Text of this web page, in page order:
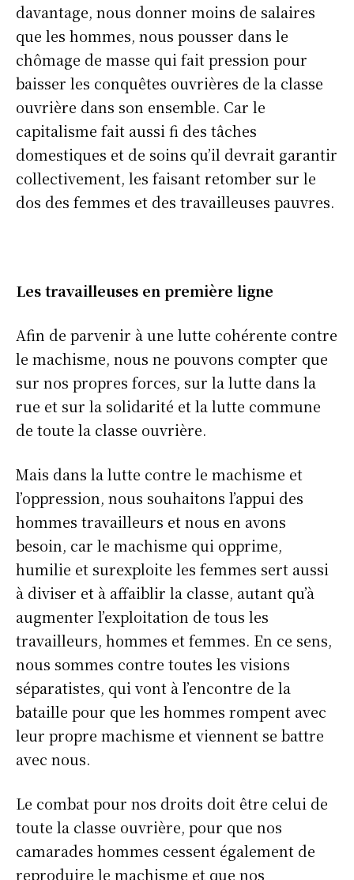
davantage, nous donner moins de salaires
que les hommes, nous pousser dans le
chômage de masse qui fait pression pour
baisser les conquêtes ouvrières de la classe
ouvrière dans son ensemble. Car le
capitalisme fait aussi fi des tâches
domestiques et de soins qu’il devrait garantir
collectivement, les faisant retomber sur le
dos des femmes et des travailleuses pauvres.
Les travailleuses en première ligne
Afin de parvenir à une lutte cohérente contre
le machisme, nous ne pouvons compter que
sur nos propres forces, sur la lutte dans la
rue et sur la solidarité et la lutte commune
de toute la classe ouvrière.
Mais dans la lutte contre le machisme et
l’oppression, nous souhaitons l’appui des
hommes travailleurs et nous en avons
besoin, car le machisme qui opprime,
humilie et surexploite les femmes sert aussi
à diviser et à affaiblir la classe, autant qu’à
augmenter l’exploitation de tous les
travailleurs, hommes et femmes. En ce sens,
nous sommes contre toutes les visions
séparatistes, qui vont à l’encontre de la
bataille pour que les hommes rompent avec
leur propre machisme et viennent se battre
avec nous.
Le combat pour nos droits doit être celui de
toute la classe ouvrière, pour que nos
camarades hommes cessent également de
reproduire le machisme et que nos